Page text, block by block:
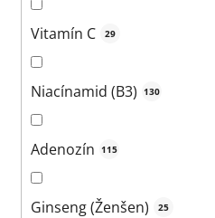
Vitamín C 29
Niacínamid (B3) 130
Adenozín 115
Ginseng (Ženšen) 25